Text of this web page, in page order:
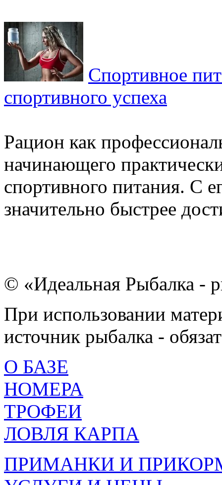
Спортивное
спортивного успеха
Рацион как
начинающего
спортивного питания. С
значительно быстрее
© «Идеальная Рыбалка -
При использовании
источник рыбалка -
О БАЗЕ
НОМЕРА
ТРОФЕИ
ЛОВЛЯ КАРПА
ПРИМАНКИ И